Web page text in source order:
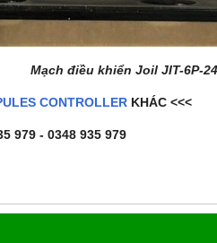
Mạch điều khiển Joil JIT-6P-
CONTROLLER KHÁC <<<
979 - 0348 935 979